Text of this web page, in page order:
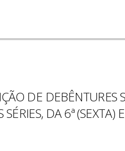
DE DEBÊNTURES
DA 6ª (SEXTA)